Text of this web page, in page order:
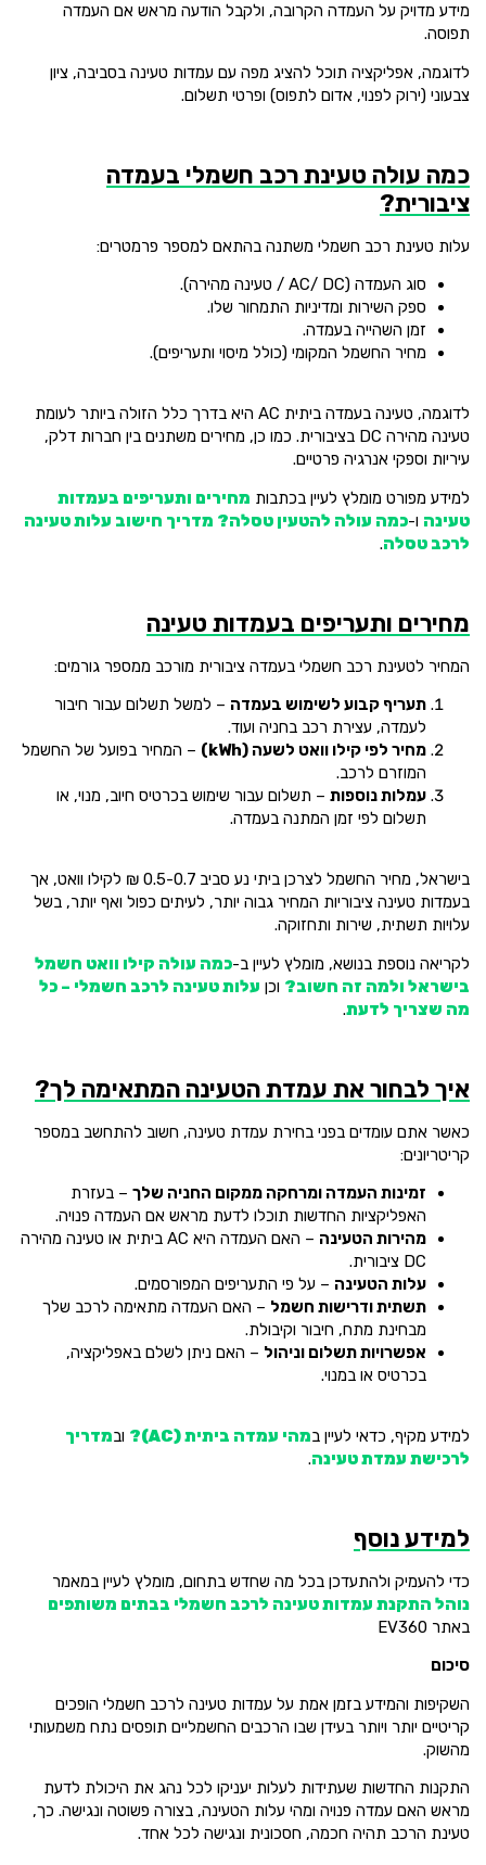
מידע מדויק על העמדה הקרובה, ולקבל הודעה מראש אם העמדה
תפוסה.
לדוגמה, אפליקציה תוכל להציג מפה עם עמדות טעינה בסביבה, ציון
צבעוני (ירוק לפנוי, אדום לתפוס) ופרטי תשלום.
כמה עולה טעינת רכב חשמלי בעמדה
ציבורית?
עלות טעינת רכב חשמלי משתנה בהתאם למספר פרמטרים:
סוג העמדה (AC/ DC / טעינה מהירה).
ספק השירות ומדיניות התמחור שלו.
זמן השהייה בעמדה.
מחיר החשמל המקומי (כולל מיסוי ותעריפים).
לדוגמה, טעינה בעמדה ביתית AC היא בדרך כלל הזולה ביותר לעומת
טעינה מהירה DC בציבורית. כמו כן, מחירים משתנים בין חברות דלק,
עיריות וספקי אנרגיה פרטיים.
למידע מפורט מומלץ לעיין בכתבות מחירים ותעריפים בעמדות
טעינה ו-כמה עולה להטעין טסלה? מדריך חישוב עלות טעינה
לרכב טסלה.
מחירים ותעריפים בעמדות טעינה
המחיר לטעינת רכב חשמלי בעמדה ציבורית מורכב ממספר גורמים:
תעריף קבוע לשימוש בעמדה – למשל תשלום עבור חיבור
לעמדה, עצירת רכב בחניה ועוד.
מחיר לפי קילו וואט לשעה (kWh)
– המחיר בפועל של החשמל
המוזרם לרכב.
עמלות נוספות – תשלום עבור שימוש בכרטיס חיוב, מנוי, או
תשלום לפי זמן המתנה בעמדה.
בישראל, מחיר החשמל לצרכן ביתי נע סביב 0.5-0.7 ₪ לקילו וואט, אך
בעמדות טעינה ציבוריות המחיר גבוה יותר, לעיתים כפול ואף יותר, בשל
עלויות תשתית, שירות ותחזוקה.
לקריאה נוספת בנושא, מומלץ לעיין ב-כמה עולה קילו וואט חשמל
בישראל ולמה זה חשוב? וכן עלות טעינה לרכב חשמלי – כל
מה שצריך לדעת.
איך לבחור את עמדת הטעינה המתאימה לך?
כאשר אתם עומדים בפני בחירת עמדת טעינה, חשוב להתחשב במספר
קריטריונים:
זמינות העמדה ומרחקה ממקום החניה שלך – בעזרת
האפליקציות החדשות תוכלו לדעת מראש אם העמדה פנויה.
מהירות הטעינה
– האם העמדה היא AC ביתית או טעינה מהירה
DC ציבורית.
עלות הטעינה – על פי התעריפים המפורסמים.
תשתית ודרישות חשמל – האם העמדה מתאימה לרכב שלך
מבחינת מתח, חיבור וקיבולת.
אפשרויות תשלום וניהול – האם ניתן לשלם באפליקציה,
בכרטיס או במנוי.
למידע מקיף, כדאי לעיין במהי עמדה ביתית (AC)? ובמדריך
לרכישת עמדת טעינה.
למידע נוסף
כדי להעמיק ולהתעדכן בכל מה שחדש בתחום, מומלץ לעיין במאמר
נוהל התקנת עמדות טעינה לרכב חשמלי בבתים משותפים
באתר EV360
סיכום
השקיפות והמידע בזמן אמת על עמדות טעינה לרכב חשמלי הופכים
קריטיים יותר ויותר בעידן שבו הרכבים החשמליים תופסים נתח משמעותי
מהשוק.
התקנות החדשות שעתידות לעלות יעניקו לכל נהג את היכולת לדעת
מראש האם עמדה פנויה ומהי עלות הטעינה, בצורה פשוטה ונגישה. כך,
טעינת הרכב תהיה חכמה, חסכונית ונגישה לכל אחד.